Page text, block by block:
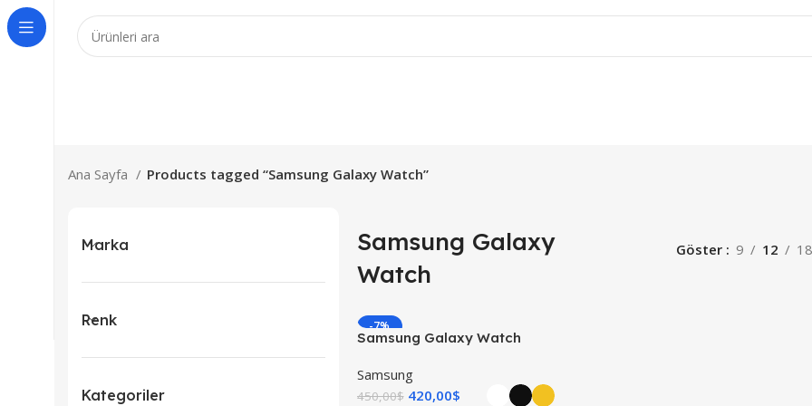
Ana Sayfa Products tagged “Samsung Galaxy Watch”
Marka
Renk
Kategoriler
Samsung Galaxy
Watch
Göster 9 12 18
-7%
YENI
Samsung Galaxy Watch
Samsung
450,00$ 420,00$